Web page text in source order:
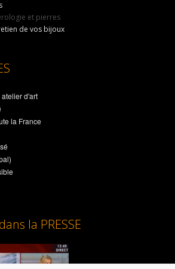
produit
et pierres
de vos bijoux
d'art
la France
la PRESSE